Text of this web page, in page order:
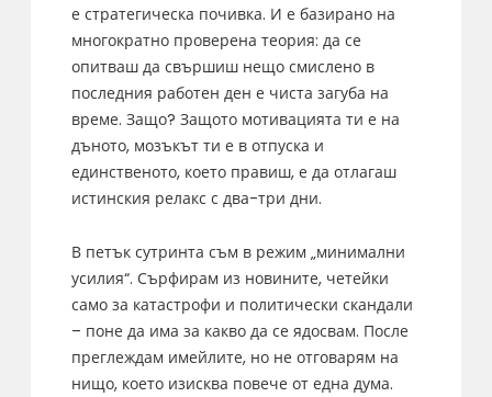
е стратегическа почивка. И е базирано на
многократно проверена теория: да се
опитваш да свършиш нещо смислено в
последния работен ден е чиста загуба на
време. Защо? Защото мотивацията ти е на
дъното, мозъкът ти е в отпуска и
единственото, което правиш, е да отлагаш
истинския релакс с два-три дни.
В петък сутринта съм в режим „минимални
усилия“. Сърфирам из новините, четейки
само за катастрофи и политически скандали
– поне да има за какво да се ядосвам. После
преглеждам имейлите, но не отговарям на
нищо, което изисква повече от една дума.